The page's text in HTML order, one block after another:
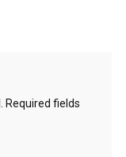
Required fields